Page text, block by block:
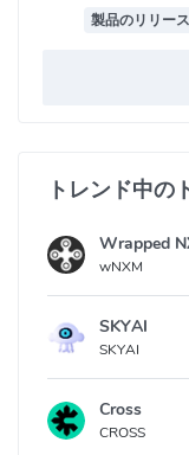
投資家とチームは、
ALGO仮想通貨
ります。 暗号通貨取
できます。 最も人気
Binance
Coinbase Pro
OKX(OKEx)
FTX
Crypto.com Exchange
製品のリリース
トレンド中の
Wrapped
wNXM
SKYAI
SKYAI
Cross
CROSS